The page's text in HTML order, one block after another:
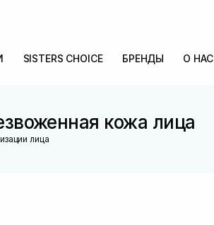
SISTERS CHOICE БРЕНДЫ О НАС
кожа лица
лица